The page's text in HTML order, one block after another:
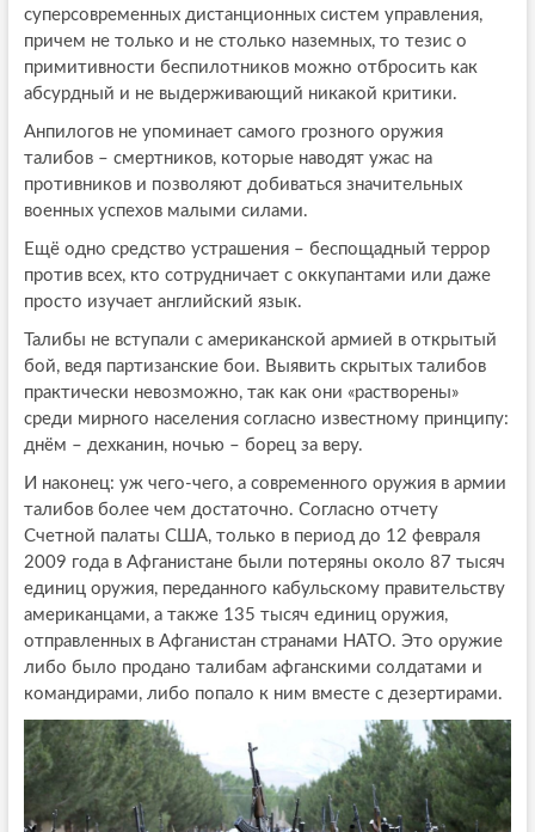
суперсовременных дистанционных систем управления,
причем не только и не столько наземных, то тезис о
примитивности беспилотников можно отбросить как
абсурдный и не выдерживающий никакой критики.
Анпилогов не упоминает самого грозного оружия
талибов – смертников, которые наводят ужас на
противников и позволяют добиваться значительных
военных успехов малыми силами.
Ещё одно средство устрашения – беспощадный террор
против всех, кто сотрудничает с оккупантами или даже
просто изучает английский язык.
Талибы не вступали с американской армией в открытый
бой, ведя партизанские бои. Выявить скрытых талибов
практически невозможно, так как они «растворены»
среди мирного населения согласно известному принципу:
днём – дехканин, ночью – борец за веру.
И наконец: уж чего-чего, а современного оружия в армии
талибов более чем достаточно. Согласно отчету
Счетной палаты США, только в период до 12 февраля
2009 года в Афганистане были потеряны около 87 тысяч
единиц оружия, переданного кабульскому правительству
американцами, а также 135 тысяч единиц оружия,
отправленных в Афганистан странами НАТО. Это оружие
либо было продано талибам афганскими солдатами и
командирами, либо попало к ним вместе с дезертирами.